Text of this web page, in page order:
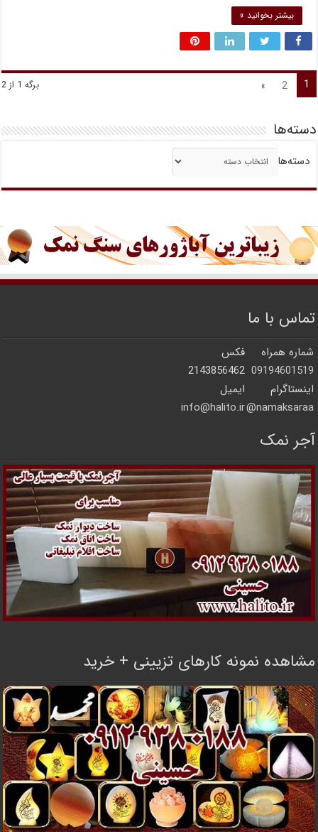
بیشتر بخوانید »
برگه 1 از 2 1
2
»
دسته‌ها
دسته‌ها
تماس با ما
شماره همراه
فکس
09194601519
2143856462
اینستاگرام
ایمیل
namaksaraa@
info@halito.ir
آجر نمک
مشاهده نمونه کارهای تزیینی + خرید